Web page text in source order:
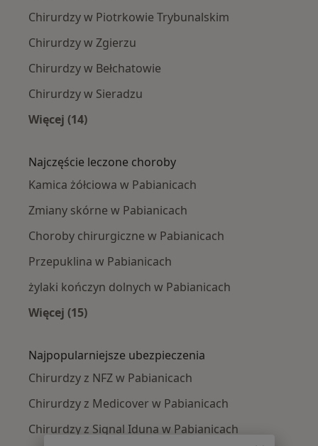
Chirurdzy w Piotrkowie Trybunalskim
Chirurdzy w Zgierzu
Chirurdzy w Bełchatowie
Chirurdzy w Sieradzu
Więcej (14)
Najczęście leczone choroby
Kamica żółciowa w Pabianicach
Zmiany skórne w Pabianicach
Choroby chirurgiczne w Pabianicach
Przepuklina w Pabianicach
żylaki kończyn dolnych w Pabianicach
Więcej (15)
Najpopularniejsze ubezpieczenia
Chirurdzy z NFZ w Pabianicach
Chirurdzy z Medicover w Pabianicach
Chirurdzy z Signal Iduna w Pabianicach